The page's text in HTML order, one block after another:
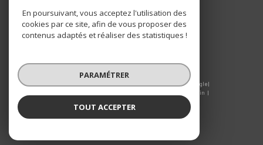
© 2026 | Tous droits réservés | Traduction powered by Google |
Admin
En poursuivant, vous acceptez l'utilisation des
cookies par ce site, afin de vous proposer des
contenus adaptés et réaliser des statistiques !
PARAMÉTRER
TOUT ACCEPTER